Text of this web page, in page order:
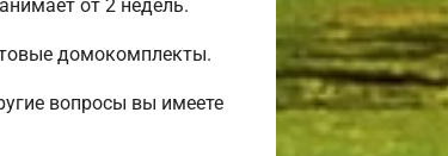
от 2 недель.
домокомплекты.
вопросы вы имеете